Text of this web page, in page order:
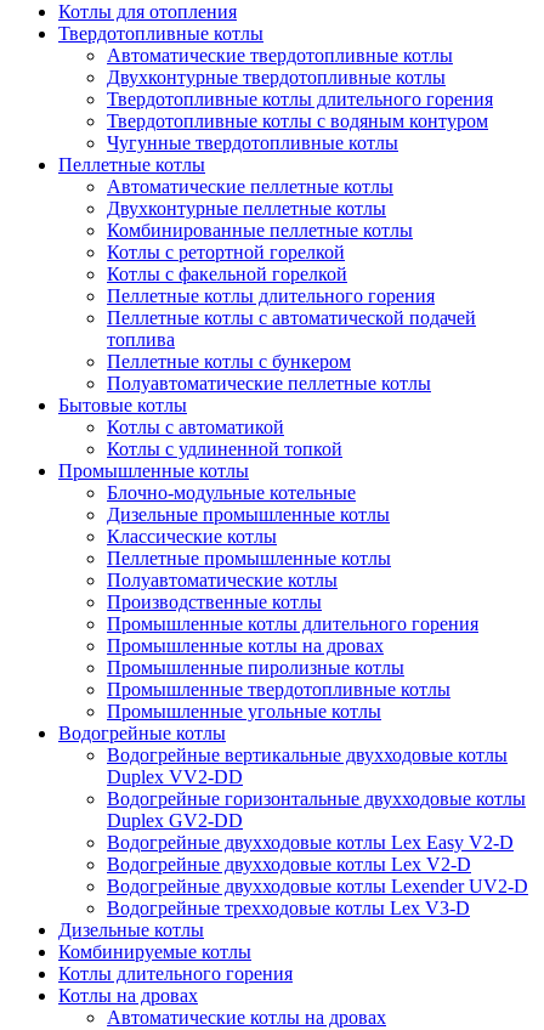
Котлы для отопления
Твердотопливные котлы
Автоматические твердотопливные котлы
Двухконтурные твердотопливные котлы
Твердотопливные котлы длительного горения
Твердотопливные котлы с водяным контуром
Чугунные твердотопливные котлы
Пеллетные котлы
Автоматические пеллетные котлы
Двухконтурные пеллетные котлы
Комбинированные пеллетные котлы
Котлы с ретортной горелкой
Котлы с факельной горелкой
Пеллетные котлы длительного горения
Пеллетные котлы с автоматической подачей
топлива
Пеллетные котлы с бункером
Полуавтоматические пеллетные котлы
Бытовые котлы
Котлы с автоматикой
Котлы с удлиненной топкой
Промышленные котлы
Блочно-модульные котельные
Дизельные промышленные котлы
Классические котлы
Пеллетные промышленные котлы
Полуавтоматические котлы
Производственные котлы
Промышленные котлы длительного горения
Промышленные котлы на дровах
Промышленные пиролизные котлы
Промышленные твердотопливные котлы
Промышленные угольные котлы
Водогрейные котлы
Водогрейные вертикальные двухходовые котлы
Duplex VV2-DD
Водогрейные горизонтальные двухходовые котлы
Duplex GV2-DD
Водогрейные двухходовые котлы Lex Easy V2-D
Водогрейные двухходовые котлы Lex V2-D
Водогрейные двухходовые котлы Lexender UV2-D
Водогрейные трехходовые котлы Lex V3-D
Дизельные котлы
Комбинируемые котлы
Котлы длительного горения
Котлы на дровах
Автоматические котлы на дровах